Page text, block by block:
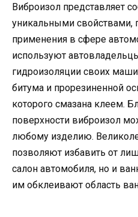
Виброизол представляет
уникальными свойствами,
применения в сфере
используют
гидроизоляции своих
битума и прорезиненной
которого смазана клеем.
поверхности виброизол
любому изделию.
позволяют избавить от
салон автомобиля, но и
им обклеивают область